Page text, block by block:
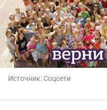
Источник: Соцсети